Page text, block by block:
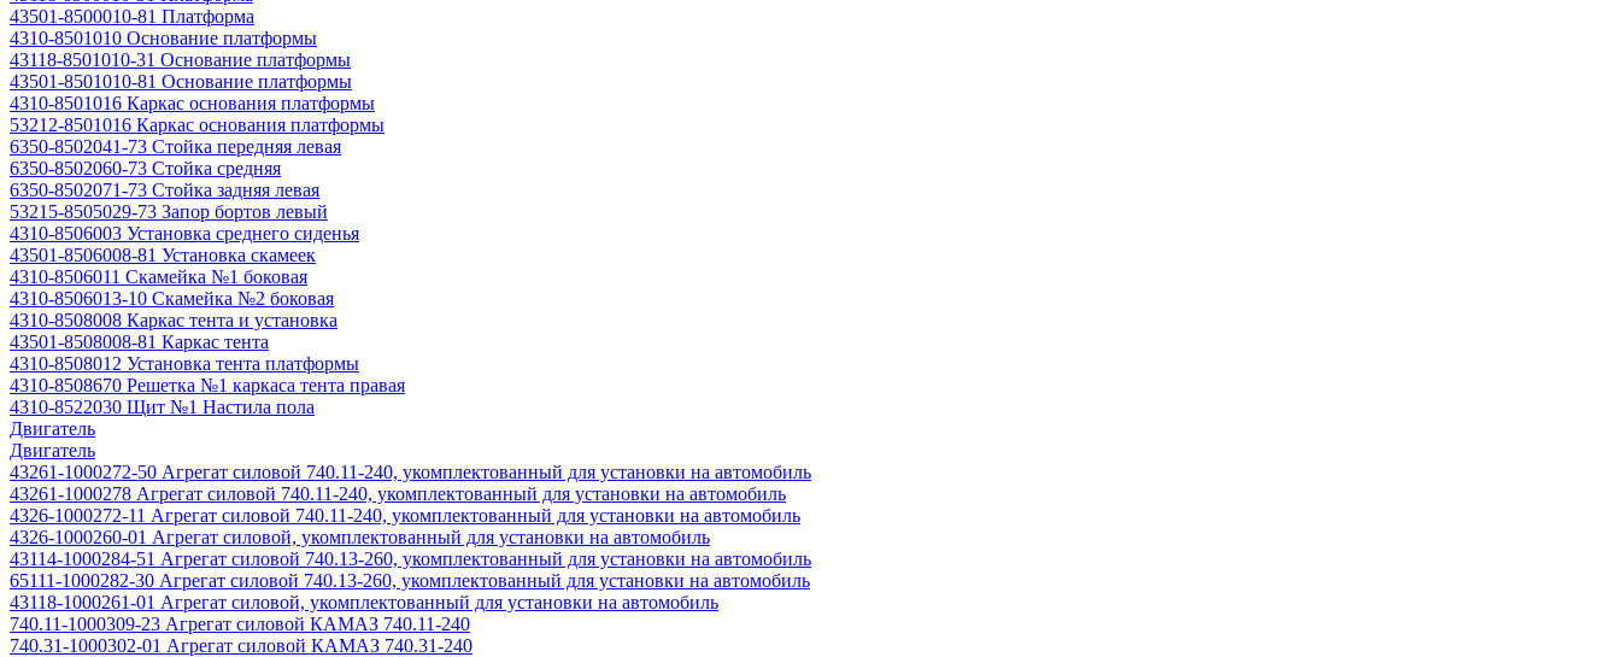
43501-8500010-81 Платформа
4310-8501010 Основание платформы
43118-8501010-31 Основание платформы
43501-8501010-81 Основание платформы
4310-8501016 Каркас основания платформы
53212-8501016 Каркас основания платформы
6350-8502041-73 Стойка передняя левая
6350-8502060-73 Стойка средняя
6350-8502071-73 Стойка задняя левая
53215-8505029-73 Запор бортов левый
4310-8506003 Установка среднего сиденья
43501-8506008-81 Установка скамеек
4310-8506011 Скамейка №1 боковая
4310-8506013-10 Скамейка №2 боковая
4310-8508008 Каркас тента и установка
43501-8508008-81 Каркас тента
4310-8508012 Установка тента платформы
4310-8508670 Решетка №1 каркаса тента правая
4310-8522030 Щит №1 Настила пола
Двигатель
Двигатель
43261-1000272-50 Агрегат силовой 740.11-240, укомплектованный для установки на автомобиль
43261-1000278 Агрегат силовой 740.11-240, укомплектованный для установки на автомобиль
4326-1000272-11 Агрегат силовой 740.11-240, укомплектованный для установки на автомобиль
4326-1000260-01 Агрегат силовой, укомплектованный для установки на автомобиль
43114-1000284-51 Агрегат силовой 740.13-260, укомплектованный для установки на автомобиль
65111-1000282-30 Агрегат силовой 740.13-260, укомплектованный для установки на автомобиль
43118-1000261-01 Агрегат силовой, укомплектованный для установки на автомобиль
740.11-1000309-23 Агрегат силовой КАМАЗ 740.11-240
740.31-1000302-01 Агрегат силовой КАМАЗ 740.31-240